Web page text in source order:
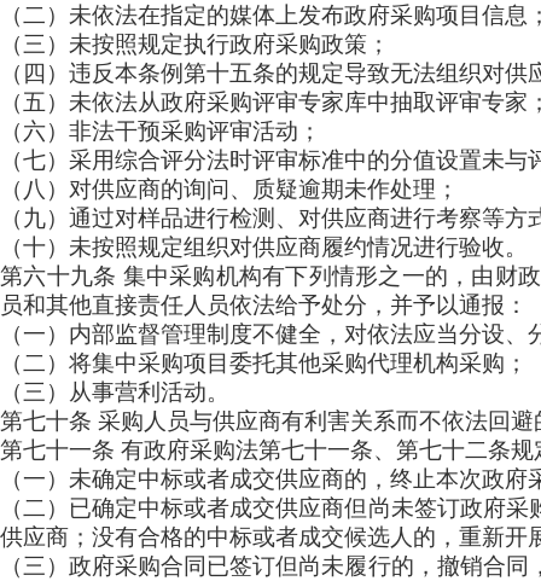
（二）未依法在指定的媒体上发布政府采购项目信息
（三）未按照规定执行政府采购政策；
（四）违反本条例第十五条的规定导致无法组织对
（五）未依法从政府采购评审专家库中抽取评审专家
（六）非法干预采购评审活动；
（七）采用综合评分法时评审标准中的分值设置未
（八）对供应商的询问、质疑逾期未作处理；
（九）通过对样品进行检测、对供应商进行考察等方
（十）未按照规定组织对供应商履约情况进行验收。
第六十九条 集中采购机构有下列情形之一的，由财
员和其他直接责任人员依法给予处分，并予以通报：
（一）内部监督管理制度不健全，对依法应当分设
（二）将集中采购项目委托其他采购代理机构采购；
（三）从事营利活动。
第七十条 采购人员与供应商有利害关系而不依法回
第七十一条 有政府采购法第七十一条、第七十二条
（一）未确定中标或者成交供应商的，终止本次政
（二）已确定中标或者成交供应商但尚未签订政府
供应商；没有合格的中标或者成交候选人的，重新开
（三）政府采购合同已签订但尚未履行的，撤销合